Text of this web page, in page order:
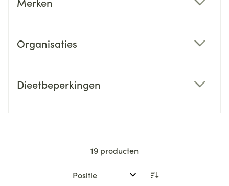
Organisaties
Dieetbeperkingen
19 producten
Sorteer op: